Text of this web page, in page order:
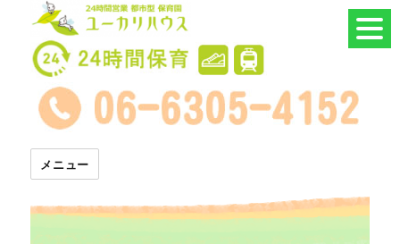
24時間託児所 ユーカリハウス
メニュー